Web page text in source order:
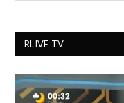
RLIVE TV